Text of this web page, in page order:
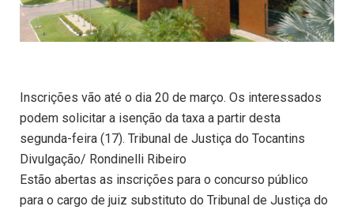
Inscrições vão até o dia 20 de março. Os interessados
podem solicitar a isenção da taxa a partir desta
segunda-feira (17). Tribunal de Justiça do Tocantins
Divulgação/ Rondinelli Ribeiro
Estão abertas as inscrições para o concurso público
para o cargo de juiz substituto do Tribunal de Justiça do